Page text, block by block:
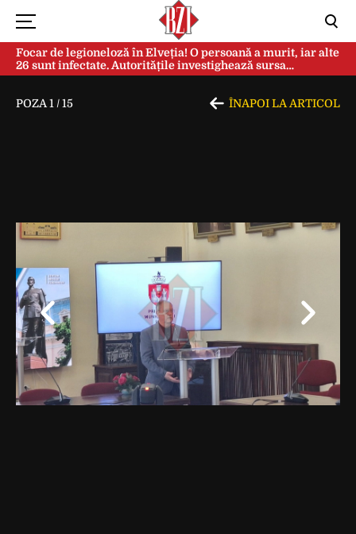
Focar de legioneloză în Elveția! O persoană a murit, iar alte
26 sunt infectate. Autoritățile investighează sursa
contaminării
POZA 1 /15 ÎNAPOI LA ARTICOL